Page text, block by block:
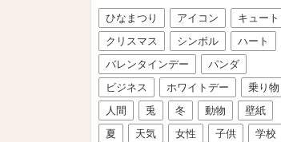
ひなまつり アイコン
キュート
クリスマス
シンボル
ハート
バレンタインデー
パンダ
ビジネス
ホワイトデー
乗り物
人間
兎 冬 動物
壁紙
夏
天気 女性 子供
学校